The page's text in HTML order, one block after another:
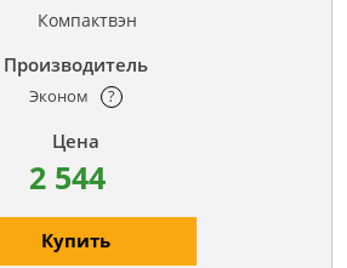
Компактвэн
Эконом ?
2 544
Купить